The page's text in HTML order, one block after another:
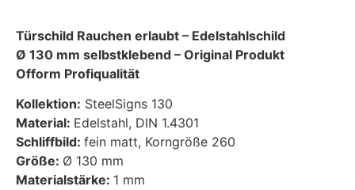
Türschild Rauchen erlaubt – Edelstahlschild
Ø 130 mm selbstklebend – Original Produkt
Ofform Profiqualität
Kollektion: SteelSigns 130
Material: Edelstahl, DIN 1.4301
Schliffbild: fein matt, Korngröße 260
Größe: Ø 130 mm
Materialstärke: 1 mm